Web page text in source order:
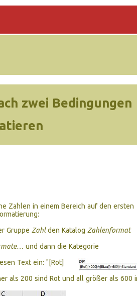
zwei Bedingungen
Zahlen in einem Bereich auf den ersten
Gruppe Zahlden Katalog Zahlenformat
und dann die Kategorie
Text ein: "[Rot]
als 200 sind Rot und all größer als 600